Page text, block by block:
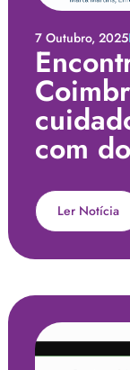
7 Outubro, 2025
com
Ler Notícia